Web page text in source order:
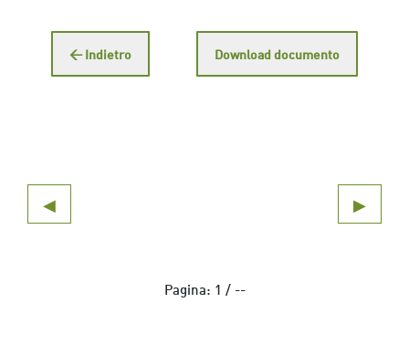
← Indietro Download documento
◀ ▶
Pagina: 1 / --